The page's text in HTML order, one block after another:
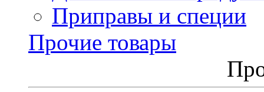
Приправы и специи
Прочие товары